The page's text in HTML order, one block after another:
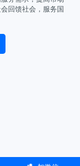
回馈社会，服务国